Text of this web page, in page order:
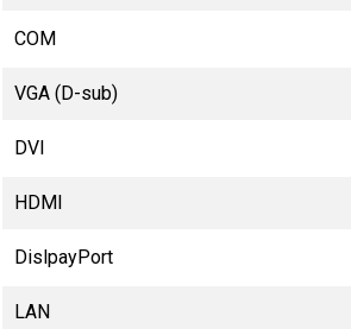
COM
VGA (D-sub)
DVI
HDMI
DislpayPort
LAN